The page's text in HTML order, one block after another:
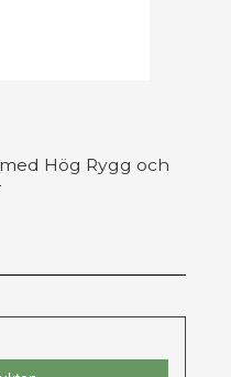
Hög Rygg och